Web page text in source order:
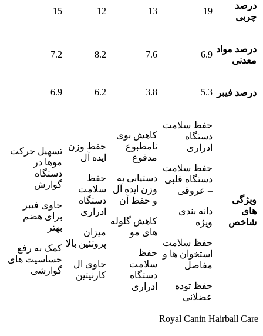
درصد
چربی
19
13
12
15
درصد مواد
معدنی
6.9
7.6
8.2
7.2
درصد فیبر 5.3
3.8
6.2
6.9
ویژگی
های
شاخص
حفظ سلامت
دستگاه
ادراری
حفظ سلامت
دستگاه قلبی
– عروقی
دانه بندی
ویژه
حفظ سلامت
استخوان ها و
مفاصل
حفظ توده
عضلانی
کاهش بوی
نامطبوع
مدفوع
دستیابی به
وزن ایده آل
و حفظ آن
کاهش گلوله
های مو
حفظ
سلامت
دستگاه
ادراری
حفظ وزن
ایده آل
حفظ
سلامت
دستگاه
ادراری
میزان
پروتئین بالا
حاوی ال
کارنیتین
تسهیل حرکت
موها در
دستگاه
گوارش
حاوی فیبر
برای هضم
بهتر
کمک به رفع
حساسیت های
گوارشی
Royal Canin Hairball Care